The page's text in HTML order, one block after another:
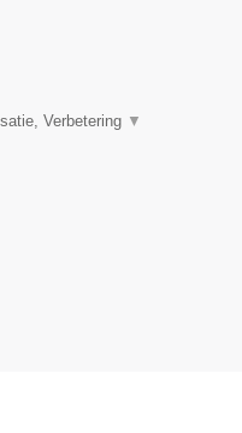
Verbetering ▼